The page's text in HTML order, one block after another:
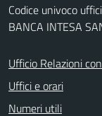
Codice univoco
BANCA INTESA
Ufficio Relazioni
Uffici e orari
Numeri utili